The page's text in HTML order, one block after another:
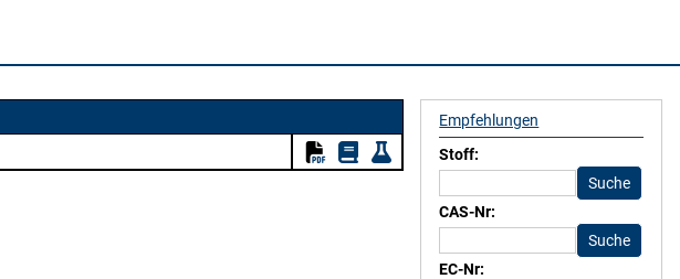
Empfehlungen
Stoff:
CAS-Nr:
EC-Nr: